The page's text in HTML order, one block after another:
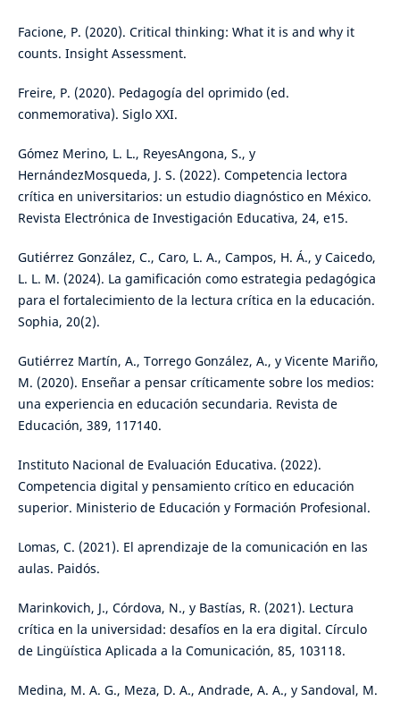
Facione, P. (2020). Critical thinking: What it is and why it
counts. Insight Assessment.
Freire, P. (2020). Pedagogía del oprimido (ed.
conmemorativa). Siglo XXI.
Gómez Merino, L. L., ReyesAngona, S., y
HernándezMosqueda, J. S. (2022). Competencia lectora
crítica en universitarios: un estudio diagnóstico en México.
Revista Electrónica de Investigación Educativa, 24, e15.
Gutiérrez González, C., Caro, L. A., Campos, H. Á., y Caicedo,
L. L. M. (2024). La gamificación como estrategia pedagógica
para el fortalecimiento de la lectura crítica en la educación.
Sophia, 20(2).
Gutiérrez Martín, A., Torrego González, A., y Vicente Mariño,
M. (2020). Enseñar a pensar críticamente sobre los medios:
una experiencia en educación secundaria. Revista de
Educación, 389, 117140.
Instituto Nacional de Evaluación Educativa. (2022).
Competencia digital y pensamiento crítico en educación
superior. Ministerio de Educación y Formación Profesional.
Lomas, C. (2021). El aprendizaje de la comunicación en las
aulas. Paidós.
Marinkovich, J., Córdova, N., y Bastías, R. (2021). Lectura
crítica en la universidad: desafíos en la era digital. Círculo
de Lingüística Aplicada a la Comunicación, 85, 103118.
Medina, M. A. G., Meza, D. A., Andrade, A. A., y Sandoval, M.